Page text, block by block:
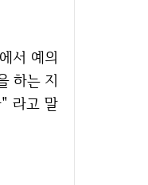
하는 지
라고 말